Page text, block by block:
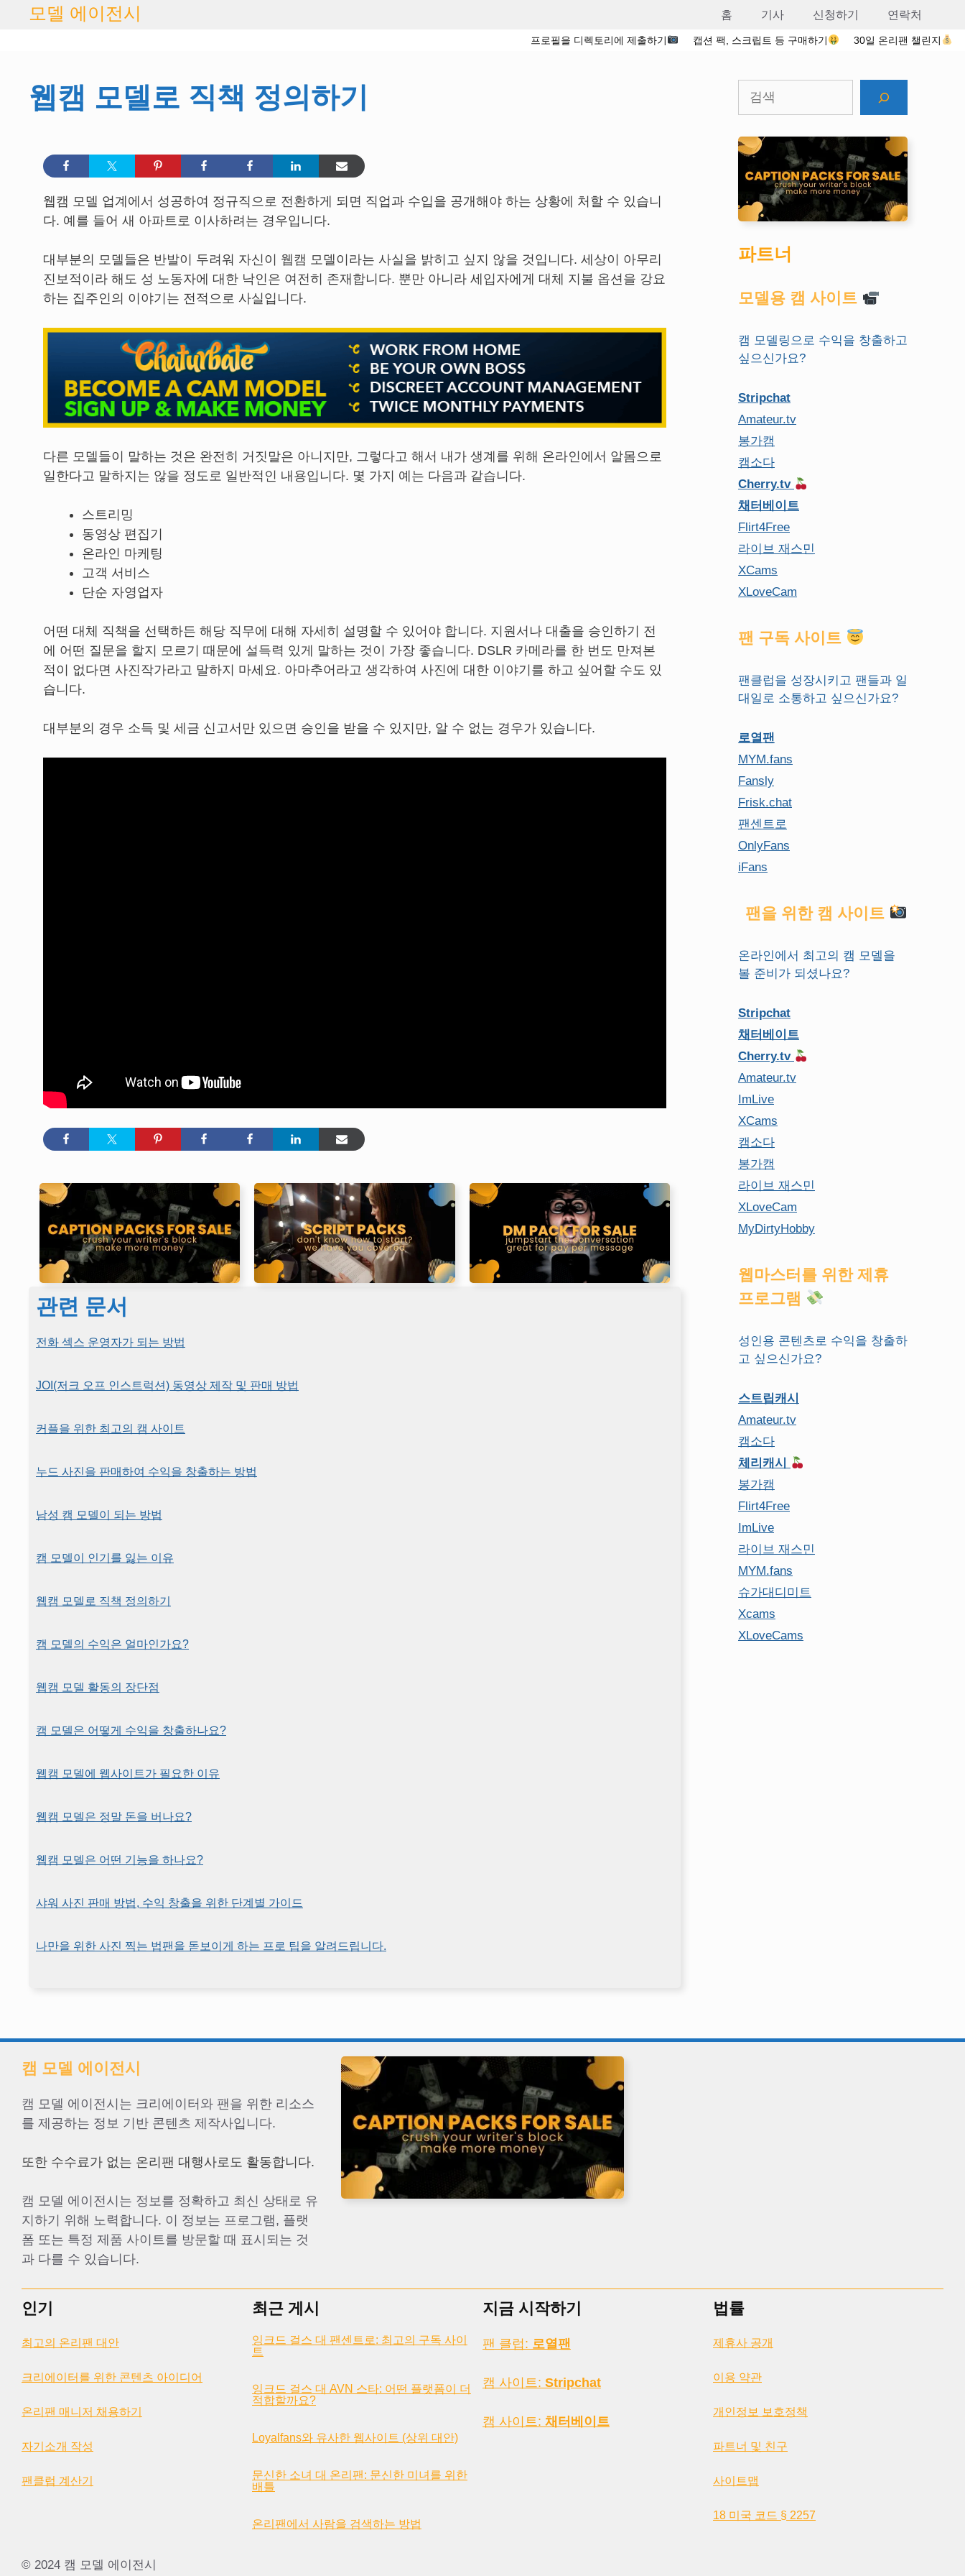
모델 에이전시 홈 기사 신청하기 연락처
프로필을 디렉토리에 제출하기 캡션 팩, 스크립트 등 구매하기 30일 온리팬 챌린지
웹캠 모델로 직책 정의하기
웹캠 모델 업계에서 성공하여 정규직으로 전환하게 되면 직업과 수입을 공개해야 하는 상황에 처할 수 있습니
다. 예를 들어 새 아파트로 이사하려는 경우입니다.
대부분의 모델들은 반발이 두려워 자신이 웹캠 모델이라는 사실을 밝히고 싶지 않을 것입니다. 세상이 아무리
진보적이라 해도 성 노동자에 대한 낙인은 여전히 존재합니다. 뿐만 아니라 세입자에게 대체 지불 옵션을 강요
하는 집주인의 이야기는 전적으로 사실입니다.
다른 모델들이 말하는 것은 완전히 거짓말은 아니지만, 그렇다고 해서 내가 생계를 위해 온라인에서 알몸으로
일한다고 말하지는 않을 정도로 일반적인 내용입니다. 몇 가지 예는 다음과 같습니다.
스트리밍
동영상 편집기
온라인 마케팅
고객 서비스
단순 자영업자
어떤 대체 직책을 선택하든 해당 직무에 대해 자세히 설명할 수 있어야 합니다. 지원서나 대출을 승인하기 전
에 어떤 질문을 할지 모르기 때문에 설득력 있게 말하는 것이 가장 좋습니다. DSLR 카메라를 한 번도 만져본
적이 없다면 사진작가라고 말하지 마세요. 아마추어라고 생각하여 사진에 대한 이야기를 하고 싶어할 수도 있
습니다.
대부분의 경우 소득 및 세금 신고서만 있으면 승인을 받을 수 있지만, 알 수 없는 경우가 있습니다.
관련 문서
전화 섹스 운영자가 되는 방법
JOI(저크 오프 인스트럭션) 동영상 제작 및 판매 방법
커플을 위한 최고의 캠 사이트
누드 사진을 판매하여 수익을 창출하는 방법
남성 캠 모델이 되는 방법
캠 모델이 인기를 잃는 이유
웹캠 모델로 직책 정의하기
캠 모델의 수익은 얼마인가요?
웹캠 모델 활동의 장단점
캠 모델은 어떻게 수익을 창출하나요?
웹캠 모델에 웹사이트가 필요한 이유
웹캠 모델은 정말 돈을 버나요?
웹캠 모델은 어떤 기능을 하나요?
샤워 사진 판매 방법, 수익 창출을 위한 단계별 가이드
나만을 위한 사진 찍는 법팬을 돋보이게 하는 프로 팁을 알려드립니다.
파트너
모델용 캠 사이트
캠 모델링으로 수익을 창출하고
싶으신가요?
Stripchat
Amateur.tv
봉가캠
캠소다
Cherry.tv
채터베이트
Flirt4Free
라이브 재스민
XCams
XLoveCam
팬 구독 사이트
팬클럽을 성장시키고 팬들과 일
대일로 소통하고 싶으신가요?
로열팬
MYM.fans
Fansly
Frisk.chat
팬센트로
OnlyFans
iFans
팬을 위한 캠 사이트
온라인에서 최고의 캠 모델을
볼 준비가 되셨나요?
Stripchat
채터베이트
Cherry.tv
Amateur.tv
ImLive
XCams
캠소다
봉가캠
라이브 재스민
XLoveCam
MyDirtyHobby
웹마스터를 위한 제휴
프로그램
성인용 콘텐츠로 수익을 창출하
고 싶으신가요?
스트립캐시
Amateur.tv
캠소다
체리캐시
봉가캠
Flirt4Free
ImLive
라이브 재스민
MYM.fans
슈가대디미트
Xcams
XLoveCams
캠 모델 에이전시
캠 모델 에이전시는 크리에이터와 팬을 위한 리소스
를 제공하는 정보 기반 콘텐츠 제작사입니다.
또한 수수료가 없는 온리팬 대행사로도 활동합니다.
캠 모델 에이전시는 정보를 정확하고 최신 상태로 유
지하기 위해 노력합니다. 이 정보는 프로그램, 플랫
폼 또는 특정 제품 사이트를 방문할 때 표시되는 것
과 다를 수 있습니다.
인기
최고의 온리팬 대안
크리에이터를 위한 콘텐츠 아이디어
온리팬 매니저 채용하기
자기소개 작성
팬클럽 계산기
최근 게시
잉크드 걸스 대 팬센트로: 최고의 구독 사이
트
잉크드 걸스 대 AVN 스타: 어떤 플랫폼이 더
적합할까요?
Loyalfans와 유사한 웹사이트 (상위 대안)
문신한 소녀 대 온리팬: 문신한 미녀를 위한
배틀
온리팬에서 사람을 검색하는 방법
지금 시작하기
팬 클럽: 로열팬
캠 사이트: Stripchat
캠 사이트: 채터베이트
법률
제휴사 공개
이용 약관
개인정보 보호정책
파트너 및 친구
사이트맵
18 미국 코드 § 2257
© 2024 캠 모델 에이전시